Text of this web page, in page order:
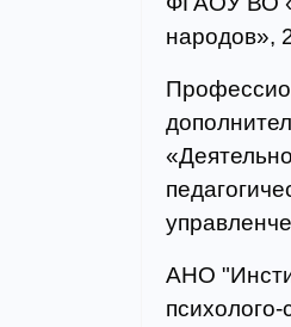
народов»,
АНО